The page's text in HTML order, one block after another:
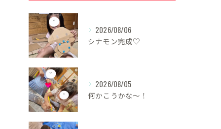
2026/08/06
シナモン完成♡
2026/08/05
何かこうかな〜！